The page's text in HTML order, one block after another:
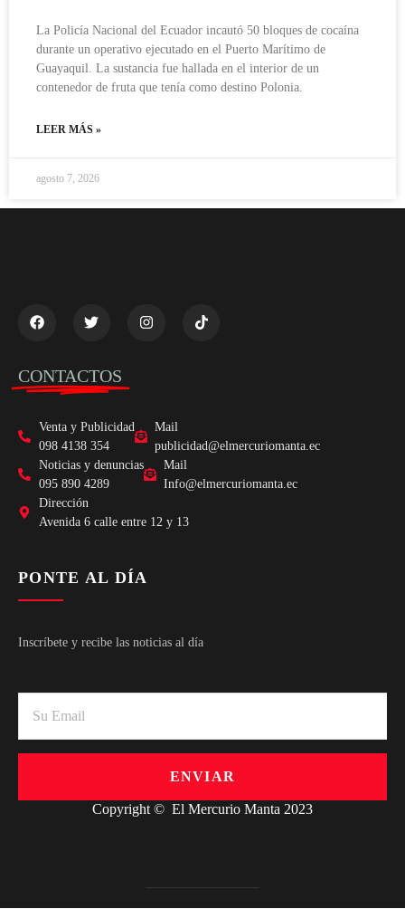
La Policía Nacional del Ecuador incautó 50 bloques de cocaína
durante un operativo ejecutado en el Puerto Marítimo de
Guayaquil. La sustancia fue hallada en el interior de un
contenedor de fruta que tenía como destino Polonia.
LEER MÁS »
agosto 7, 2026
CONTACTOS
Venta y Publicidad
098 4138 354
Mail
publicidad@elmercuriomanta.ec
Noticias y denuncias
095 890 4289
Mail
Info@elmercuriomanta.ec
Dirección
Avenida 6 calle entre 12 y 13
PONTE AL DÍA
Inscríbete y recibe las noticias al día
ENVIAR
Copyright © El Mercurio Manta 2023